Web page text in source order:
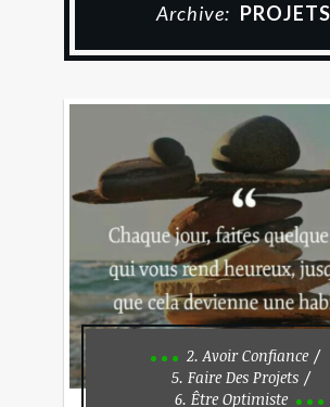
Archive: PROJETS
2. Avoir Confiance
5. Faire Des Projets
6. Être Optimiste